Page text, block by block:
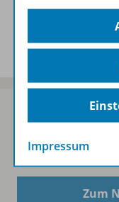
Sofort profitieren
Zum
Impressum